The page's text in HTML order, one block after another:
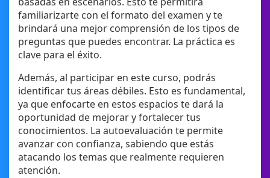
familiarizarte con el formato del examen y te
brindará una mejor comprensión de los tipos de
preguntas que puedes encontrar. La práctica es
clave para el éxito.
Además, al participar en este curso, podrás
identificar tus áreas débiles. Esto es fundamental,
ya que enfocarte en estos espacios te dará la
oportunidad de mejorar y fortalecer tus
conocimientos. La autoevaluación te permite
avanzar con confianza, sabiendo que estás
atacando los temas que realmente requieren
atención.